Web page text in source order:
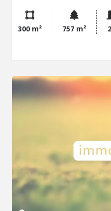
établissement de renom,
sur deux étages, toutes
privatives entièrement
télévision avec écran plat, Wifi
l'Hôtel, dans un parc arboré
jeux pour enfants,
adeptes et des familles.
300 m² 757 m²